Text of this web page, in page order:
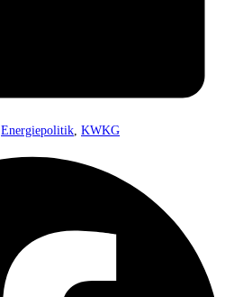
Energiepolitik, KWKG